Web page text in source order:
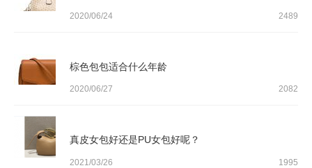
2020/06/24 2489
棕色包包适合什么年龄
2020/06/27 2082
真皮女包好还是PU女包好呢？
2021/03/26 1995